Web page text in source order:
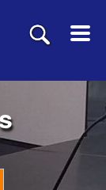
Toggle Dropdown